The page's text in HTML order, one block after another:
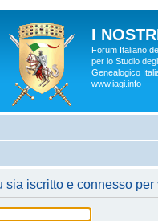
I
Forum Italiano
per lo Studio
Genealogico
www.iagi.info
sia iscritto e connesso